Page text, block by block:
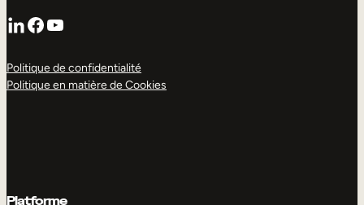
LinkedIn
Facebook
YouTube
Politique de confidentialité
Politique en matière de Cookies
Platforme